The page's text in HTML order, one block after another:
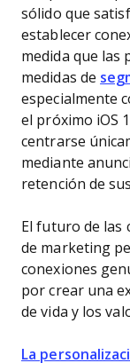
sólido que
establecer
medida que las
medidas de
especialmente
el próximo iOS
centrarse
mediante
retención de
El futuro de las
de marketing
conexiones
por crear una
de vida y los
La